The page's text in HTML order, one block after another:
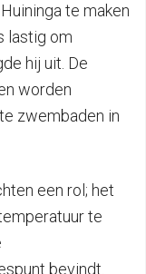
te maken
lastig om
hij uit. De
worden
zwembaden in
een rol; het
te
bevindt.